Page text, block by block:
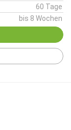
60 Tage
bis 8 Wochen